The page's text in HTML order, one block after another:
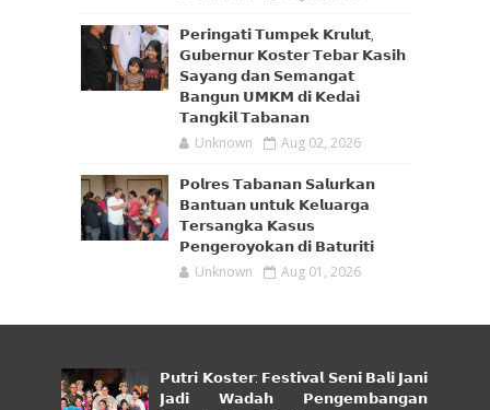
𝗣𝗲𝗿𝗶𝗻𝗴𝗮𝘁𝗶 𝗧𝘂𝗺𝗽𝗲𝗸 𝗞𝗿𝘂𝗹𝘂𝘁,
𝗚𝘂𝗯𝗲𝗿𝗻𝘂𝗿 𝗞𝗼𝘀𝘁𝗲𝗿 𝗧𝗲𝗯𝗮𝗿 𝗞𝗮𝘀𝗶𝗵
𝗦𝗮𝘆𝗮𝗻𝗴 𝗱𝗮𝗻 𝗦𝗲𝗺𝗮𝗻𝗴𝗮𝘁
𝗕𝗮𝗻𝗴𝘂𝗻 𝗨𝗠𝗞𝗠 𝗱𝗶 𝗞𝗲𝗱𝗮𝗶
𝗧𝗮𝗻𝗴𝗸𝗶𝗹 𝗧𝗮𝗯𝗮𝗻𝗮𝗻
Unknown Aug 02, 2026
𝗣𝗼𝗹𝗿𝗲𝘀 𝗧𝗮𝗯𝗮𝗻𝗮𝗻 𝗦𝗮𝗹𝘂𝗿𝗸𝗮𝗻
𝗕𝗮𝗻𝘁𝘂𝗮𝗻 𝘂𝗻𝘁𝘂𝗸 𝗞𝗲𝗹𝘂𝗮𝗿𝗴𝗮
𝗧𝗲𝗿𝘀𝗮𝗻𝗴𝗸𝗮 𝗞𝗮𝘀𝘂𝘀
𝗣𝗲𝗻𝗴𝗲𝗿𝗼𝘆𝗼𝗸𝗮𝗻 𝗱𝗶 𝗕𝗮𝘁𝘂𝗿𝗶𝘁𝗶
Unknown Aug 01, 2026
𝗣𝘂𝘁𝗿𝗶 𝗞𝗼𝘀𝘁𝗲𝗿: 𝗙𝗲𝘀𝘁𝗶𝘃𝗮𝗹 𝗦𝗲𝗻𝗶 𝗕𝗮𝗹𝗶 𝗝𝗮𝗻𝗶
𝗝𝗮𝗱𝗶 𝗪𝗮𝗱𝗮𝗵 𝗣𝗲𝗻𝗴𝗲𝗺𝗯𝗮𝗻𝗴𝗮𝗻